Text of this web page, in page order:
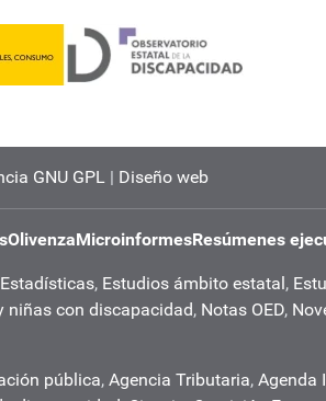
GNU GPL | Diseño web
OlivenzaMicroinformesResúmenes
Estadísticas, Estudios ámbito estatal,
niñas con discapacidad, Notas OED,
pública, Agencia Tributaria, Agenda